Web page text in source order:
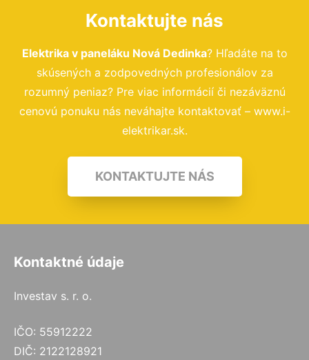
Kontaktujte nás
Elektrika v paneláku Nová Dedinka? Hľadáte na to
skúsených a zodpovedných profesionálov za
rozumný peniaz? Pre viac informácií či nezáväznú
cenovú ponuku nás neváhajte kontaktovať – www.i-
elektrikar.sk.
KONTAKTUJTE NÁS
Kontaktné údaje
Investav s. r. o.
IČO: 55912222
DIČ: 2122128921